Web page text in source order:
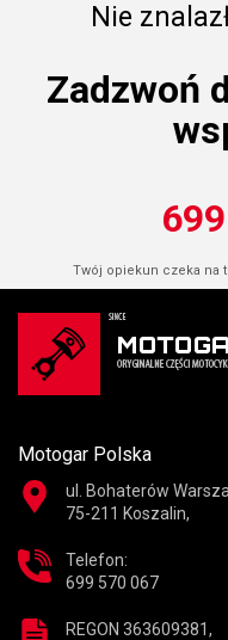
Nie
Zadzwoń
Twój opiekun czeka na
Motogar Polska
ul. Bohaterów
75-211 Koszalin,
Telefon:
699 570 067
REGON 363609381,